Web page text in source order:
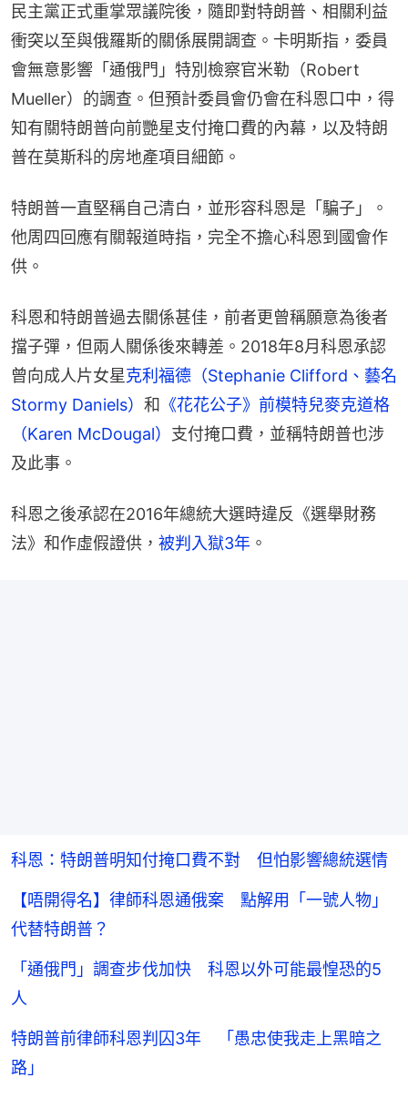
民主黨正式重掌眾議院後，隨即對特朗普、相關利益
衝突以至與俄羅斯的關係展開調查。卡明斯指，委員
會無意影響「通俄門」特別檢察官米勒（Robert
Mueller）的調查。但預計委員會仍會在科恩口中，得
知有關特朗普向前艷星支付掩口費的內幕，以及特朗
普在莫斯科的房地產項目細節。
特朗普一直堅稱自己清白，並形容科恩是「騙子」。
他周四回應有關報道時指，完全不擔心科恩到國會作
供。
科恩和特朗普過去關係甚佳，前者更曾稱願意為後者
擋子彈，但兩人關係後來轉差。2018年8月科恩承認
曾向成人片女星克利福德（Stephanie Clifford、藝名
Stormy Daniels） 和 《花花公子》前模特兒麥克道格
（Karen McDougal） 支付掩口費，並稱特朗普也涉
及此事。
科恩之後承認在2016年總統大選時違反《選舉財務
法》和作虛假證供， 被判入獄3年 。
科恩：特朗普明知付掩口費不對 但怕影響總統選情
【唔開得名】律師科恩通俄案 點解用「一號人物」
代替特朗普？
「通俄門」調查步伐加快 科恩以外可能最惶恐的5
人
特朗普前律師科恩判囚3年 「愚忠使我走上黑暗之
路」